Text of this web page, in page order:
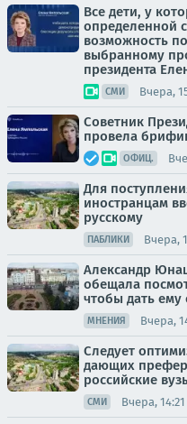
Все дети, у
определенной
возможность
выбранному
президента
СМИ Вчера,
Советник
провела
ОФИЦ.
Для
иностранцам
русскому
ПАБЛИКИ Вчера,
Александр
обещала
чтобы дать ему
МНЕНИЯ Вчера,
Следует
дающих
российские
СМИ Вчера, 14:21